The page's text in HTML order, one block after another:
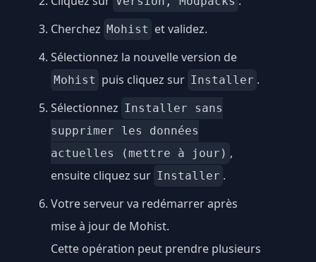
Cherchez Mohist et validez.
Sélectionnez la nouvelle version de
Mohist puis cliquez sur Installer .
Sélectionnez Installer sans
supprimer les données
actuelles (mettre à jour) ,
ensuite cliquez sur Installer .
Votre serveur va redémarrer après
mise à jour de Mohist.
Cette opération peut prendre plusieurs